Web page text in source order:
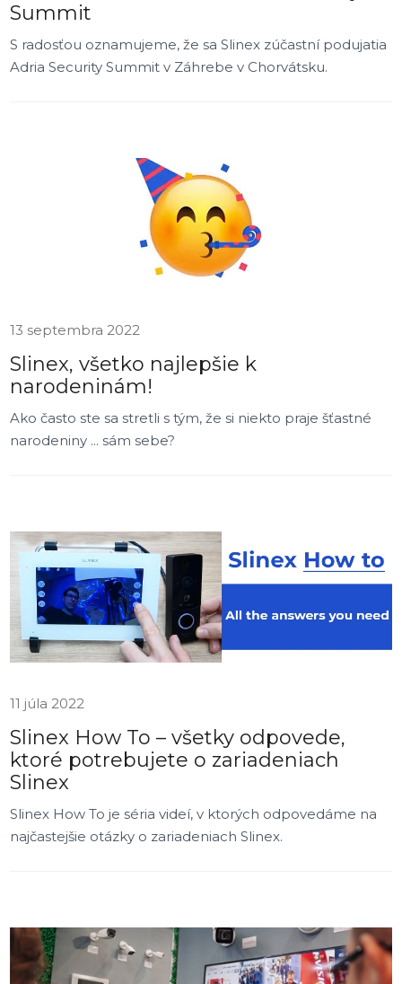
Summit
S radosťou oznamujeme, že sa Slinex zúčastní podujatia
Adria Security Summit v Záhrebe v Chorvátsku.
13 septembra 2022
Slinex, všetko najlepšie k
narodeninám!
Ako často ste sa stretli s tým, že si niekto praje šťastné
narodeniny ... sám sebe?
11 júla 2022
Slinex How To – všetky odpovede,
ktoré potrebujete o zariadeniach
Slinex
Slinex How To je séria videí, v ktorých odpovedáme na
najčastejšie otázky o zariadeniach Slinex.